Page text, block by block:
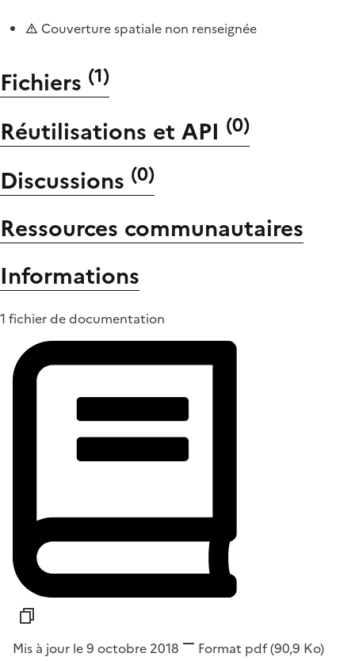
Couverture spatiale non renseignée
Fichiers (1)
Réutilisations et API (0)
Discussions (0)
Ressources communautaires
Informations
1 fichier de documentation
Mis à jour le 9 octobre 2018 Format pdf(90,9 Ko)